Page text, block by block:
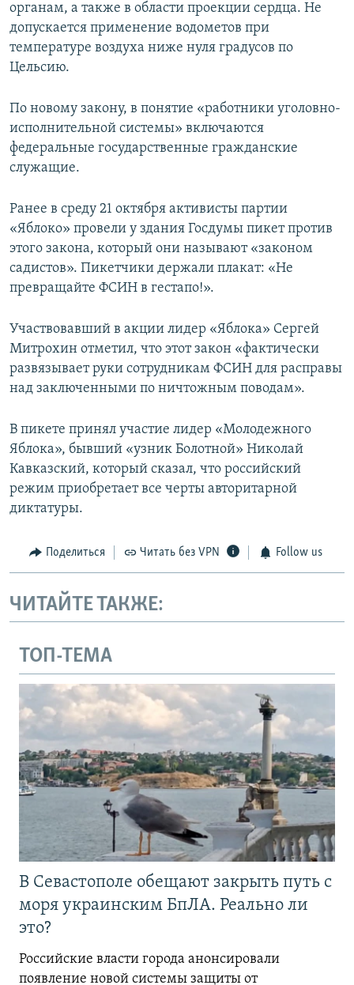
органам, а также в области проекции сердца. Не
допускается применение водометов при
температуре воздуха ниже нуля градусов по
Цельсию.
По новому закону, в понятие «работники уголовно-
исполнительной системы» включаются
федеральные государственные гражданские
служащие.
Ранее в среду 21 октября активисты партии
«Яблоко» провели у здания Госдумы пикет против
этого закона, который они называют «законом
садистов». Пикетчики держали плакат: «Не
превращайте ФСИН в гестапо!».
Участвовавший в акции лидер «Яблока» Сергей
Митрохин отметил, что этот закон «фактически
развязывает руки сотрудникам ФСИН для расправы
над заключенными по ничтожным поводам».
В пикете принял участие лидер «Молодежного
Яблока», бывший «узник Болотной» Николай
Кавказский, который сказал, что российский
режим приобретает все черты авторитарной
диктатуры.
Поделиться Читать без VPN Follow us
ЧИТАЙТЕ ТАКЖЕ:
ТОП-ТЕМА
В Севастополе обещают закрыть путь с
моря украинским БпЛА. Реально ли
это?
Российские власти города анонсировали
появление новой системы защиты от